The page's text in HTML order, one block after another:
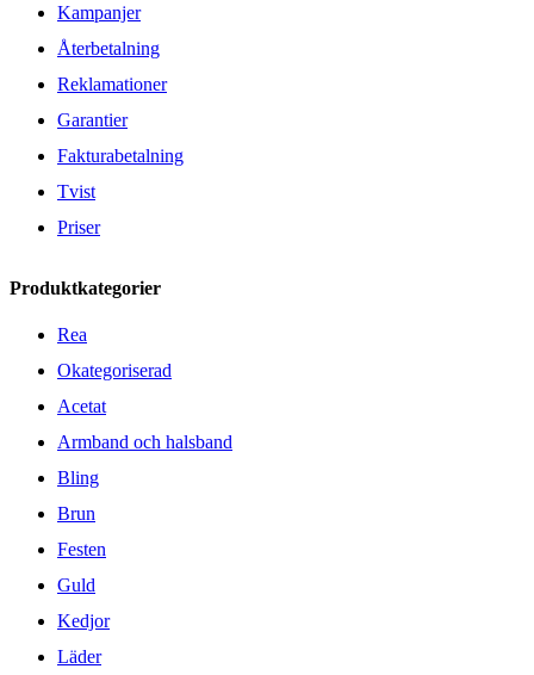
Kampanjer
Återbetalning
Reklamationer
Garantier
Fakturabetalning
Tvist
Priser
Produktkategorier
Rea
Okategoriserad
Acetat
Armband och halsband
Bling
Brun
Festen
Guld
Kedjor
Läder